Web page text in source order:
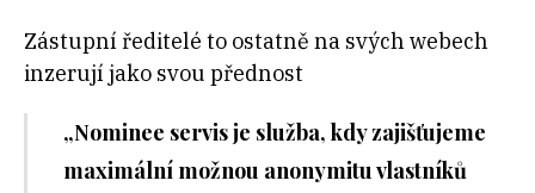
Zástupní ředitelé to ostatně na svých webech
inzerují jako svou přednost
„Nominee servis je služba, kdy zajišťujeme
maximální možnou anonymitu vlastníků